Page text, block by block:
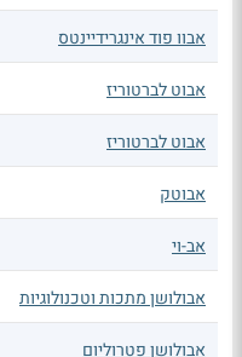
אבוו פוד אינגרידיינטס
אבוט לברטוריז
אבוט לברטוריז
אבוטק
אב-וי
אבולושן מתכות וטכנולוגיות
אבולושן פטרוליום